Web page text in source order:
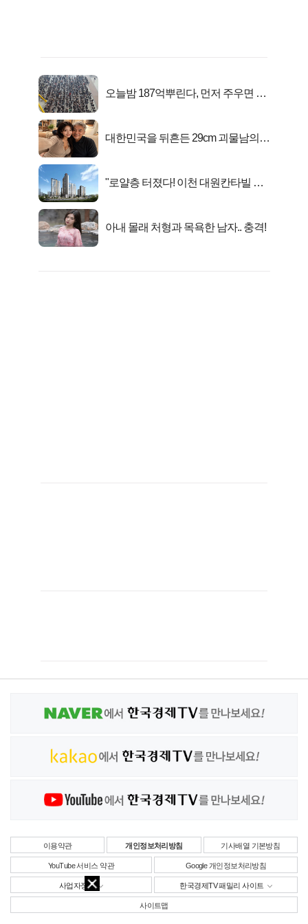
오늘밤 187억뿌린다, 먼저 주우면 최
대한민국을 뒤흔든 29cm 괴물남의
"로얄층 터졌다! 이천 대원칸타빌 잔
아내 몰래 처형과 목욕한 남자.. 충격!
이용약관 개인정보처리방침 기사배열 기본방침
YouTube 서비스 약관 Google 개인정보처리방침
사업자정보 한국경제TV 패밀리 사이트
사이트맵